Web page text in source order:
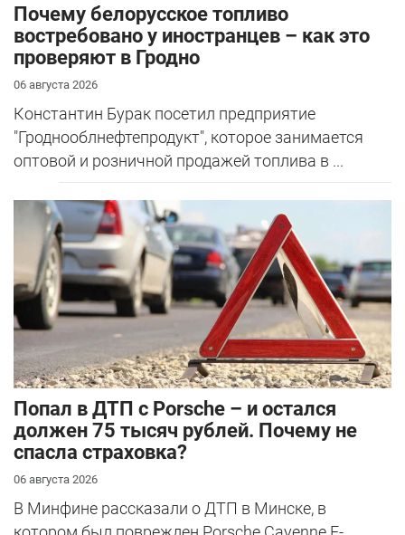
Почему белорусское топливо
востребовано у иностранцев – как это
проверяют в Гродно
06 августа 2026
Константин Бурак посетил предприятие
"Гроднооблнефтепродукт", которое занимается
оптовой и розничной продажей топлива в ...
​Попал в ДТП с Porsche – и остался
должен 75 тысяч рублей. Почему не
спасла страховка?
06 августа 2026
В Минфине рассказали о ДТП в Минске, в